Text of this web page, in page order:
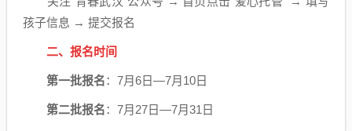
孩子信息 → 提交报名
二、报名时间
第一批报名：7月6日—7月10日
第二批报名：7月27日—7月31日